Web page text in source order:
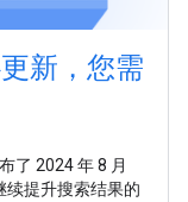
新，您需
了 2024 年 8 月
续提升搜索结果的